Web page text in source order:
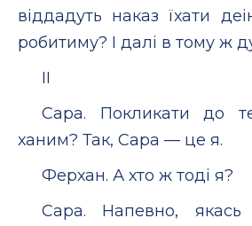
віддадуть наказ їхати
робитиму? І далі в тому ж
II
Сара. Покликати до
ханим? Так, Сара — це я.
Ферхан. А хто ж тоді я?
Сара. Напевно, якась